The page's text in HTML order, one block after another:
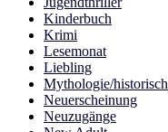
Kinderbuch
Krimi
Lesemonat
Liebling
Mythologie/historisch
Neuerscheinung
Neuzugänge